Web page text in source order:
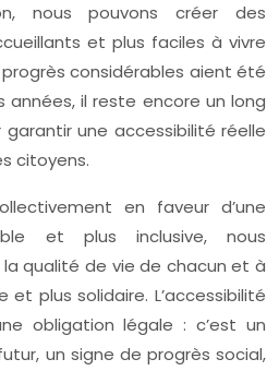
nous pouvons créer des
et plus faciles à vivre
considérables aient été
années, il reste encore un long
une accessibilité réelle
citoyens.
en faveur d’une
et plus inclusive, nous
qualité de vie de chacun et à
plus solidaire. L’accessibilité
obligation légale : c’est un
un signe de progrès social,